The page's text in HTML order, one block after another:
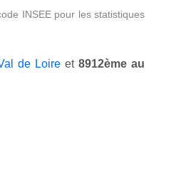
INSEE pour les statistiques
de Loireet 8912ème au